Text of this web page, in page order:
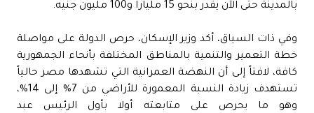
بالمدينة حتى الآن يقدر بنحو 15 مليارا و100 مليون جنيه.
وفي ذات السياق، أكد وزير الإسكان، حرص الدولة على مواصلة
خطة التعمير والتنمية بالمناطق المختلفة بأنحاء الجمهورية
كافة، لافتاً إلى أن النهضة العمرانية التي تشهدها مصر حالياً
تستهدف زيادة النسبة المعمورة للأراضي من 7% إلى 14%،
وهو ما يحرص على متابعته أولا بأول الرئيس عبد